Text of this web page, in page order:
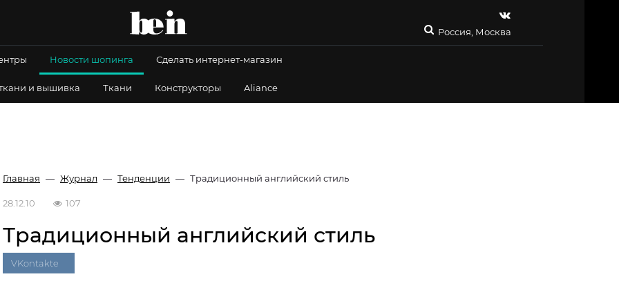
Россия, Москва
Новости шопинга Сделать интернет-магазин
и вышивка Ткани Конструкторы Aliance
Главная Журнал Тенденции Традиционный английский стиль
28.12.10 107
Традиционный английский стиль
VKontakte